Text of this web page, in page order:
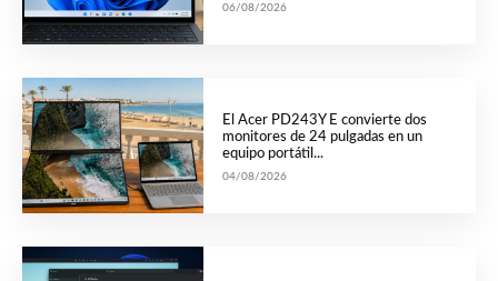
06/08/2026
El Acer PD243Y E convierte dos
monitores de 24 pulgadas en un
equipo portátil...
04/08/2026